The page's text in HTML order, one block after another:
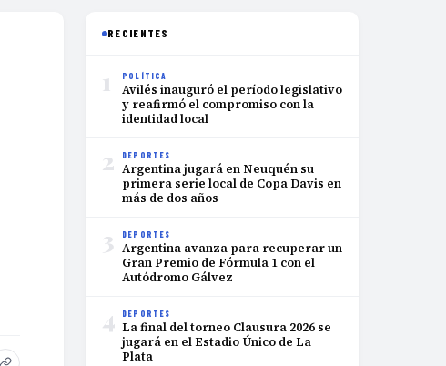
RECIENTES
1 POLÍTICA
Avilés inauguró el período legislativo
y reafirmó el compromiso con la
identidad local
2 DEPORTES
Argentina jugará en Neuquén su
primera serie local de Copa Davis en
más de dos años
3 DEPORTES
Argentina avanza para recuperar un
Gran Premio de Fórmula 1 con el
Autódromo Gálvez
4 DEPORTES
La final del torneo Clausura 2026 se
jugará en el Estadio Único de La
Plata